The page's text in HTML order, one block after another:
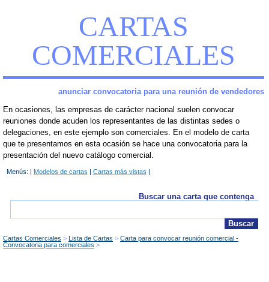
CARTAS
COMERCIALES
anunciar convocatoria para una reunión de vendedores
En ocasiones, las empresas de carácter nacional suelen convocar
reuniones donde acuden los representantes de las distintas sedes o
delegaciones, en este ejemplo son comerciales. En el modelo de carta
que te presentamos en esta ocasión se hace una convocatoria para la
presentación del nuevo catálogo comercial.
Menús: | Modelos de cartas Cartas más vistas
Buscar una carta que contenga
Cartas Comerciales Lista de Cartas
Carta para convocar reunión comercial -
Convocatoria para comerciales